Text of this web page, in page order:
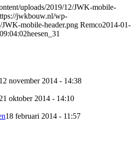
uploads/2019/12/JWK-mobile-
jwkbouw.nl/wp-
mobile-header.png Remco2014-01-
heesen_31
12 november 2014 - 14:38
21 oktober 2014 - 14:10
18 februari 2014 - 11:57